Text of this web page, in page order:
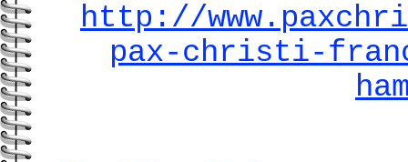
http://
pax-christi-